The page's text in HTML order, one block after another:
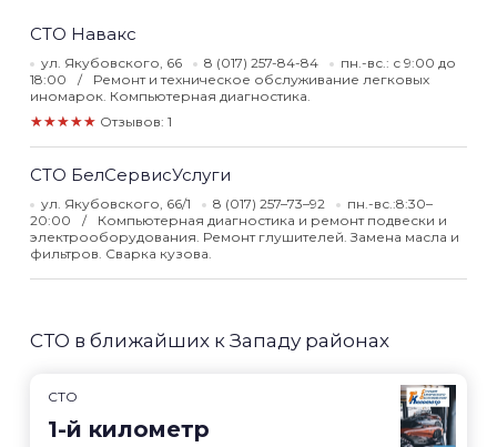
СТО Навакс
ул. Якубовского, 66 8 (017) 257-84-84
пн.-вс.: с 9:00 до
18:00
Ремонт и техническое обслуживание легковых
иномарок. Компьютерная диагностика.
★★★★★ Отзывов: 1
СТО БелСервисУслуги
ул. Якубовского, 66/1 8 (017) 257–73–92
пн.-вс.:8:30–
20:00
Компьютерная диагностика и ремонт подвески и
электрооборудования. Ремонт глушителей. Замена масла и
фильтров. Сварка кузова.
СТО в ближайших к Западу районах
СТО
1-й километр